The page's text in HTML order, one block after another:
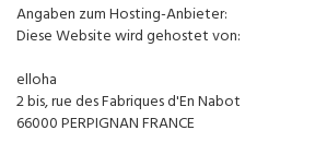
Angaben zum Hosting-Anbieter:
Diese Website wird gehostet von:
elloha
2 bis, rue des Fabriques d'En Nabot
66000 PERPIGNAN FRANCE